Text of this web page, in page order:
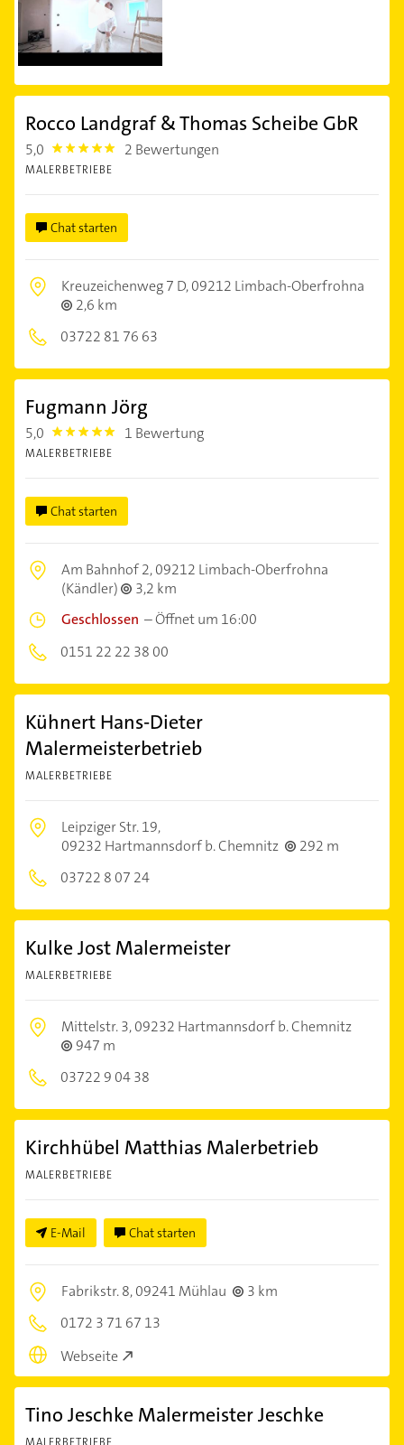
Rocco Landgraf & Thomas Scheibe GbR
5,0 5.0 2 Bewertungen
MALERBETRIEBE
Chat starten
Kreuzeichenweg 7 D,09212 Limbach-Oberfrohna
2,6 km
03722 81 76 63
Fugmann Jörg
5,0 5.0 1 Bewertung
MALERBETRIEBE
Chat starten
Am Bahnhof 2,09212 Limbach-Oberfrohna
(Kändler)
3,2 km
Geschlossen –Öffnet um 16:00
0151 22 22 38 00
Kühnert Hans-Dieter
Malermeisterbetrieb
MALERBETRIEBE
Leipziger Str. 19,
09232 Hartmannsdorf b. Chemnitz
292 m
03722 8 07 24
Kulke Jost Malermeister
MALERBETRIEBE
Mittelstr. 3,09232 Hartmannsdorf b. Chemnitz
947 m
03722 9 04 38
Kirchhübel Matthias Malerbetrieb
MALERBETRIEBE
E-Mail Chat starten
Fabrikstr. 8,09241 Mühlau
3 km
0172 3 71 67 13
Webseite
Tino Jeschke Malermeister Jeschke